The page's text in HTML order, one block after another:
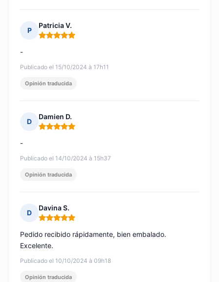
P
Patricia V.
Nota: 5 de 5
Publicado el 15/10/2024 à 17h11
-
Opinión traducida
D
Damien D.
Nota: 5 de 5
Publicado el 14/10/2024 à 15h37
-
Opinión traducida
D
Davina S.
Nota: 5 de 5
Publicado el 10/10/2024 à 09h18
Pedido recibido rápidamente, bien embalado.
Excelente.
Opinión traducida